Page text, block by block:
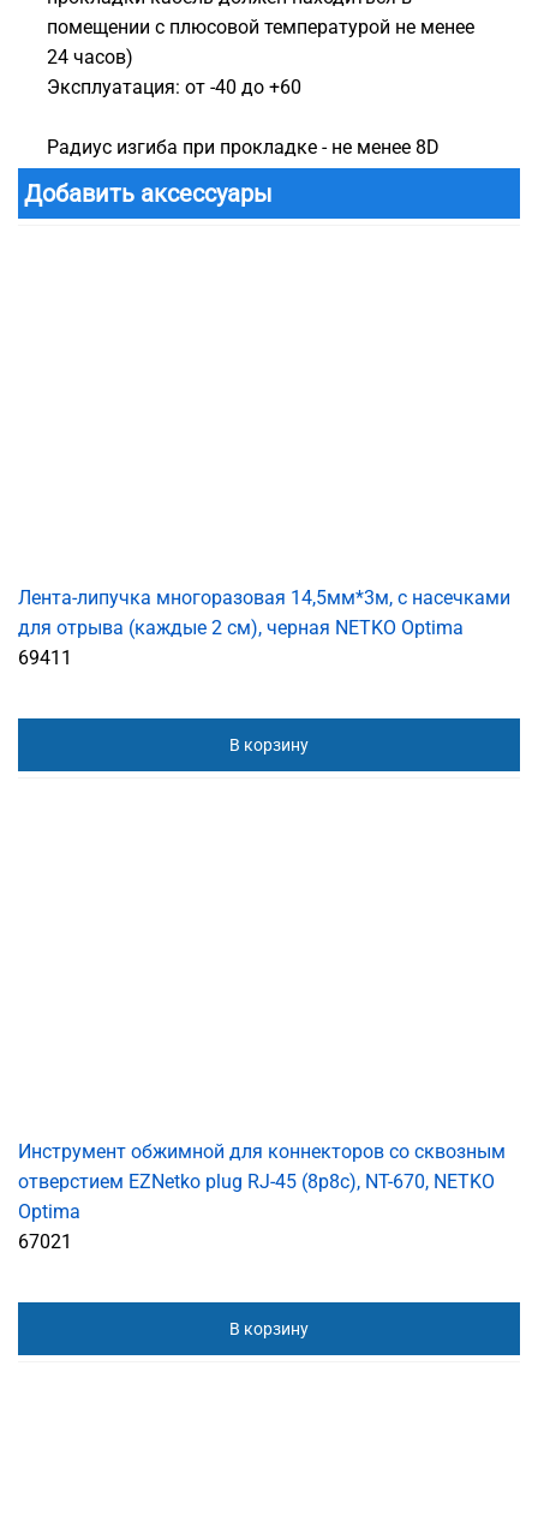
помещении с плюсовой температурой не менее
24 часов)
Эксплуатация: от -40 до +60
Радиус изгиба при прокладке - не менее 8D
Добавить аксессуары
Лента-липучка многоразовая 14,5мм*3м, с насечками
для отрыва (каждые 2 см), черная NETKO Optima
69411
В корзину
Инструмент обжимной для коннекторов со сквозным
отверстием EZNetko plug RJ-45 (8p8c), NT-670, NETKO
Optima
67021
В корзину